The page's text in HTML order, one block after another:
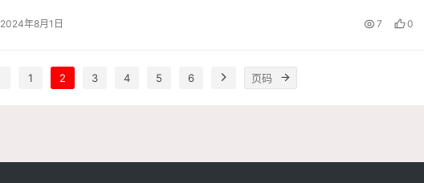
2024年8月1日 7 0
1 2 3 4 5 6